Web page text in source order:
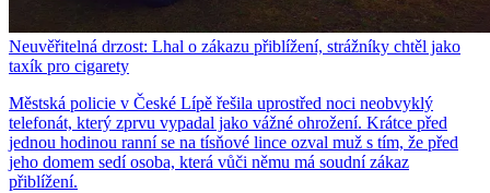
Neuvěřitelná drzost: Lhal o zákazu přiblížení, strážníky chtěl jako
taxík pro cigarety
Městská policie v České Lípě řešila uprostřed noci neobvyklý
telefonát, který zprvu vypadal jako vážné ohrožení. Krátce před
jednou hodinou ranní se na tísňové lince ozval muž s tím, že před
jeho domem sedí osoba, která vůči němu má soudní zákaz
přiblížení.